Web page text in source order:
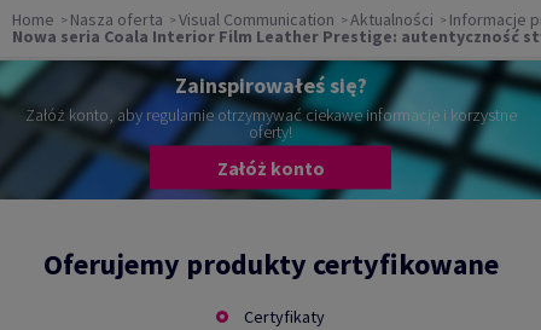
Home Nasza oferta Visual Communication Aktualności Informacje
Nowa seria Coala Interior Film Leather Prestige: autentyczność
Zainspirowałeś się?
Załóż konto, aby regularnie otrzymywać ciekawe informacje i korzystne
oferty!
Załóż konto
Oferujemy produkty certyfikowane
Certyfikaty